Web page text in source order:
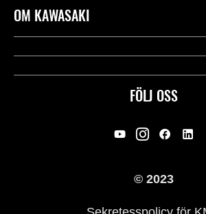
FÖLJ OSS
Kontakta oss
Användbara länkar
Rättsligt & Sekretess
OM KAWASAKI
Företag
© 2023